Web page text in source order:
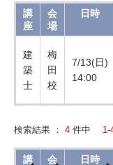
講
座
会
場
日時
建
築
士
梅
田
校
7/13(日)
14:00
検索結果 ： 4 件中 1-
講
会
日時